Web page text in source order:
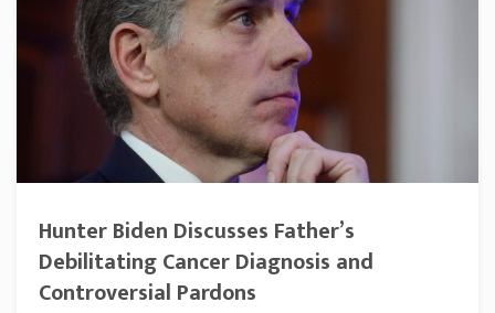
Hunter Biden Discusses Father’s
Debilitating Cancer Diagnosis and
Controversial Pardons